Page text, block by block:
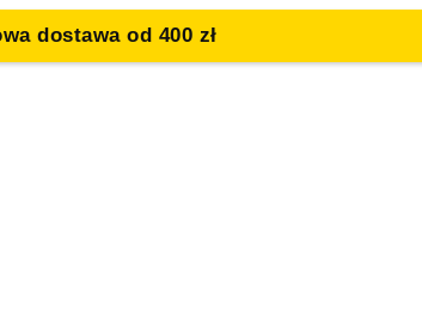
dostawa od 400 zł